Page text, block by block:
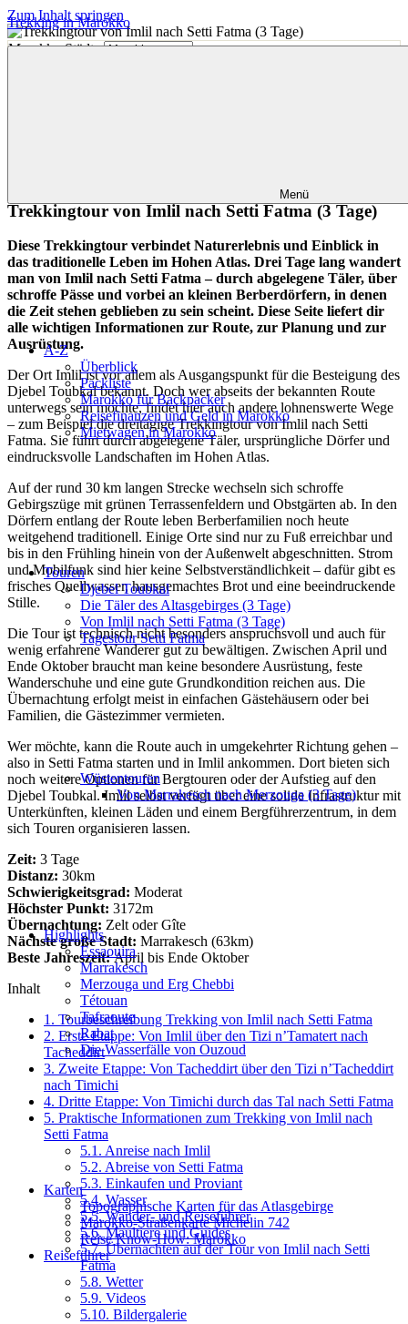
Zum Inhalt springen
Trekking in Marokko
Marokkourlaub.
Menü
A-Z
Überblick
Packliste
Marokko für Backpacker
Reisefinanzen und Geld in Marokko
Mietwagen in Marokko
Touren
Djebel Toubkal
Die Täler des Altasgebirges (3 Tage)
Von Imlil nach Setti Fatma (3 Tage)
Tagestour Setti Fatma
Wüstentouren
Von Marrakesch nach Merzouga (3 Tage)
Highlights
Essaouira
Marrakesch
Merzouga und Erg Chebbi
Tétouan
Tafraoute
Rabat
Die Wasserfälle von Ouzoud
Karten
Topographische Karten für das Atlasgebirge
Marokko-Straßenkarte Michelin 742
Reise Know-How: Marokko
Reiseführer
Marokko Städte
Trekkingtour von Imlil nach Setti Fatma (3 Tage)
Diese Trekkingtour verbindet Naturerlebnis und Einblick in
das traditionelle Leben im Hohen Atlas. Drei Tage lang wandert
man von Imlil nach Setti Fatma – durch abgelegene Täler, über
schroffe Pässe und vorbei an kleinen Berberdörfern, in denen
die Zeit stehen geblieben zu sein scheint. Diese Seite liefert dir
alle wichtigen Informationen zur Route, zur Planung und zur
Ausrüstung.
Der Ort Imlil ist vor allem als Ausgangspunkt für die Besteigung des
Djebel Toubkal bekannt. Doch wer abseits der bekannten Route
unterwegs sein möchte, findet hier auch andere lohnenswerte Wege
– zum Beispiel die dreitägige Trekkingtour von Imlil nach Setti
Fatma. Sie führt durch abgelegene Täler, ursprüngliche Dörfer und
eindrucksvolle Landschaften im Hohen Atlas.
Auf der rund 30 km langen Strecke wechseln sich schroffe
Gebirgszüge mit grünen Terrassenfeldern und Obstgärten ab. In den
Dörfern entlang der Route leben Berberfamilien noch heute
weitgehend traditionell. Einige Orte sind nur zu Fuß erreichbar und
bis in den Frühling hinein von der Außenwelt abgeschnitten. Strom
und Mobilfunk sind hier keine Selbstverständlichkeit – dafür gibt es
frisches Quellwasser, hausgemachtes Brot und eine beeindruckende
Stille.
Die Tour ist technisch nicht besonders anspruchsvoll und auch für
wenig erfahrene Wanderer gut zu bewältigen. Zwischen April und
Ende Oktober braucht man keine besondere Ausrüstung, feste
Wanderschuhe und eine gute Grundkondition reichen aus. Die
Übernachtung erfolgt meist in einfachen Gästehäusern oder bei
Familien, die Gästezimmer vermieten.
Wer möchte, kann die Route auch in umgekehrter Richtung gehen –
also in Setti Fatma starten und in Imlil ankommen. Dort bieten sich
noch weitere Optionen für Bergtouren oder der Aufstieg auf den
Djebel Toubkal. Imlil selbst verfügt über eine solide Infrastruktur mit
Unterkünften, kleinen Läden und einem Bergführerzentrum, in dem
sich Touren organisieren lassen.
Zeit: 3 Tage
Distanz: 30km
Schwierigkeitsgrad: Moderat
Höchster Punkt: 3172m
Übernachtung: Zelt oder Gîte
Nächste große Stadt: Marrakesch (63km)
Beste Jahreszeit:April bis Ende Oktober
Inhalt
1. Tourbeschreibung Trekking von Imlil nach Setti Fatma
2. Erste Etappe: Von Imlil über den Tizi n’Tamatert nach
Tacheddirt
3. Zweite Etappe: Von Tacheddirt über den Tizi n’Tacheddirt
nach Timichi
4. Dritte Etappe: Von Timichi durch das Tal nach Setti Fatma
5. Praktische Informationen zum Trekking von Imlil nach
Setti Fatma
5.1. Anreise nach Imlil
5.2. Abreise von Setti Fatma
5.3. Einkaufen und Proviant
5.4. Wasser
5.5.Wander- und Reiseführer
5.6.Maultiere und Guides
5.7.Übernachten auf der Tour von Imlil nach Setti
Fatma
5.8. Wetter
5.9. Videos
5.10. Bildergalerie